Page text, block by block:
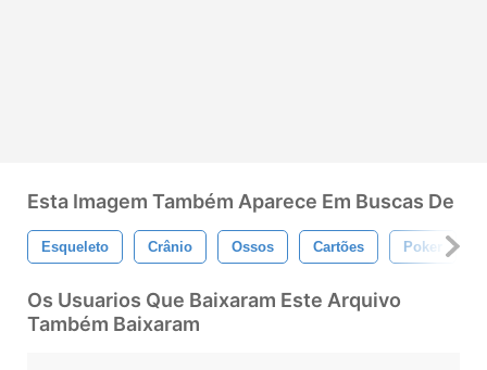
Esta Imagem Também Aparece Em Buscas De
Esqueleto Crânio Ossos Cartões Poker
Os Usuarios Que Baixaram Este Arquivo
Também Baixaram